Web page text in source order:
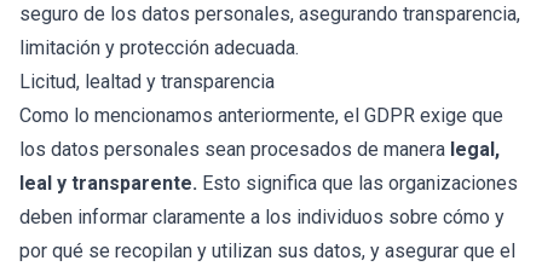
seguro de los datos personales, asegurando transparencia,
limitación y protección adecuada.
Licitud, lealtad y transparencia
Como lo mencionamos anteriormente, el GDPR exige que
los datos personales sean procesados de manera legal,
leal y transparente. Esto significa que las organizaciones
deben informar claramente a los individuos sobre cómo y
por qué se recopilan y utilizan sus datos, y asegurar que el